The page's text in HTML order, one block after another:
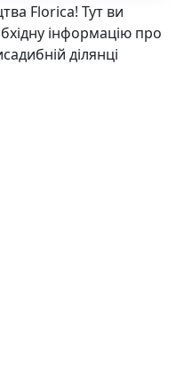
Florica! Тут ви
інформацію про
ділянці